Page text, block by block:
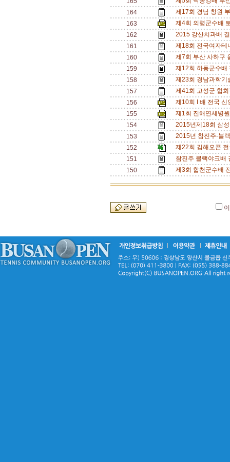
164
제17회 경남 창원
163
제4회 의령군수배
162
2015 강산치과배
161
제18회 전국여자
160
제7회 부산 사하구
159
제12회 하동군수
158
제23회 경남과학
157
제41회 고성군 협
156
제10회 I 배 전국
155
제1회 진해연세병
154
2015년제18회 삼
153
2015년 참진주-블
152
제22회 김해오픈
151
참진주 블랙야크배
150
제3회 합천군수배